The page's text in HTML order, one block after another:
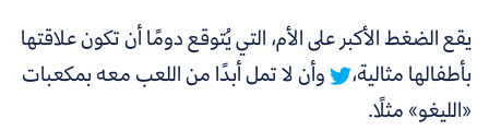
يقع الضغط الأكبر على الأم، التي يُتوقع دومًا أن تكون علاقتها
بأطفالها مثالية،
وأن لا تمل أبدًا من اللعب معه بمكعبات
«الليغو» مثلًا.